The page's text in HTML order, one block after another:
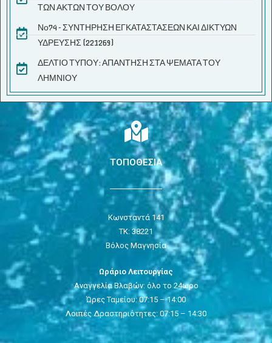
ΤΩΝ ΑΚΤΩΝ ΤΟΥ ΒΟΛΟΥ
Νο74 - ΣΥΝΤΗΡΗΣΗ ΕΓΚΑΤΑΣΤΑΣΕΩΝ ΚΑΙ ΔΙΚΤΥΩΝ
ΥΔΡΕΥΣΗΣ (221269)
ΔΕΛΤΙΟ ΤΥΠΟΥ: ΑΠΑΝΤΗΣΗ ΣΤΑ ΨΕΜΑΤΑ ΤΟΥ
ΛΗΜΝΙΟΥ
ΤΟΠΟΘΕΣΙΑ
Κωνσταντά 141
ΤΚ: 38221
Βόλος Μαγνησία
Ωράριο Λειτουργίας
Αναγγελία Βλαβών: όλο το 24ωρο
Ώρες Ταμείου: 07:15 – 14:00
Λοιπές Δραστηριότητες: 07:15 – 14:30